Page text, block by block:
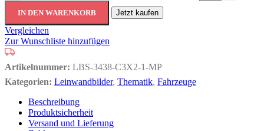
IN DEN WARENKORB Jetzt kaufen
Vergleichen
Zur Wunschliste hinzufügen
Artikelnummer: LBS-3438-C3X2-1-MP
Kategorien: Leinwandbilder, Thematik, Fahrzeuge
Beschreibung
Produktsicherheit
Versand und Lieferung